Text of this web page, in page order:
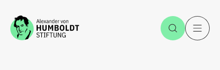
Zum Inhalt springen Suche